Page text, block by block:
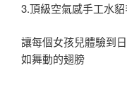
3.頂級空氣感手工水
讓每個女孩兒體驗到
如舞動的翅膀